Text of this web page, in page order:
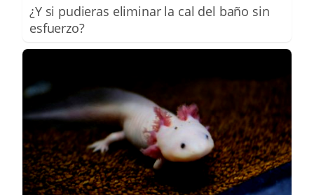
¿Y si pudieras eliminar la cal del baño sin
esfuerzo?